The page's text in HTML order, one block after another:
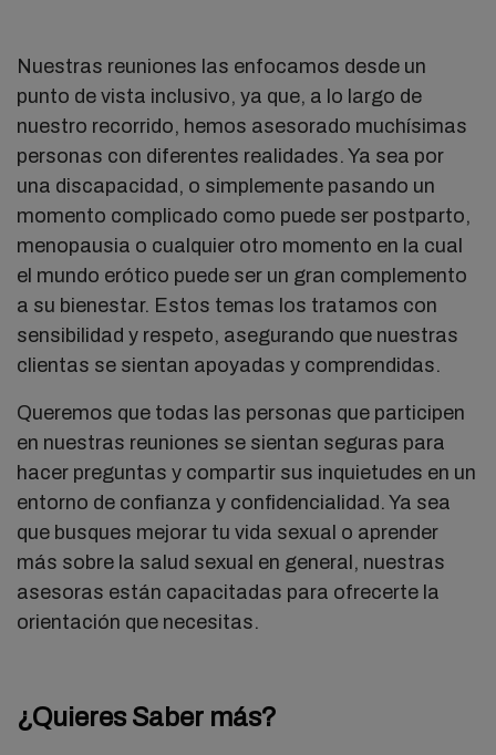
Nuestras reuniones las enfocamos desde un
punto de vista inclusivo, ya que, a lo largo de
nuestro recorrido, hemos asesorado muchísimas
personas con diferentes realidades. Ya sea por
una discapacidad, o simplemente pasando un
momento complicado como puede ser postparto,
menopausia o cualquier otro momento en la cual
el mundo erótico puede ser un gran complemento
a su bienestar. Estos temas los tratamos con
sensibilidad y respeto, asegurando que nuestras
clientas se sientan apoyadas y comprendidas.
Queremos que todas las personas que participen
en nuestras reuniones se sientan seguras para
hacer preguntas y compartir sus inquietudes en un
entorno de confianza y confidencialidad. Ya sea
que busques mejorar tu vida sexual o aprender
más sobre la salud sexual en general, nuestras
asesoras están capacitadas para ofrecerte la
orientación que necesitas.
¿Quieres Saber más?